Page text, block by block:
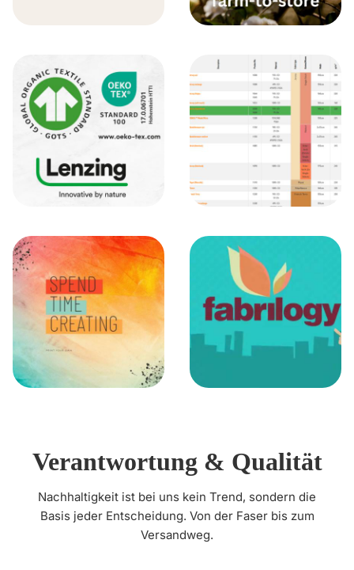
Verantwortung & Qualität
Nachhaltigkeit ist bei uns kein Trend, sondern die
Basis jeder Entscheidung. Von der Faser bis zum
Versandweg.